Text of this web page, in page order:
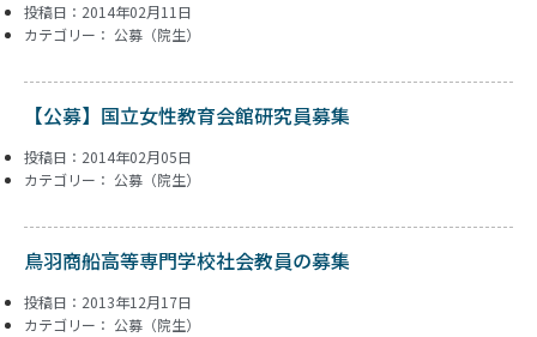
投稿日：2014年02月11日
カテゴリー： 公募（院生）
【公募】国立女性教育会館研究員募集
投稿日：2014年02月05日
カテゴリー： 公募（院生）
鳥羽商船高等専門学校社会教員の募集
投稿日：2013年12月17日
カテゴリー： 公募（院生）